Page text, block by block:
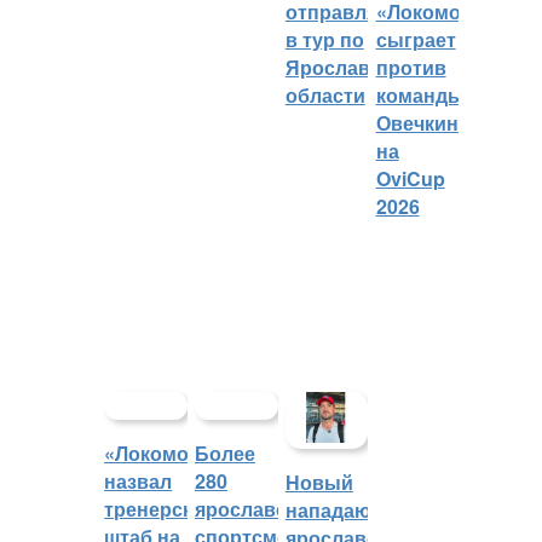
отправляется
в тур по
Ярославской
области
«Локомотива»
сыграет
против
команды
Овечкина
на
OviCup
2026
«Локомотив»
назвал
тренерский
Более
280
ярославских
Новый
нападающий